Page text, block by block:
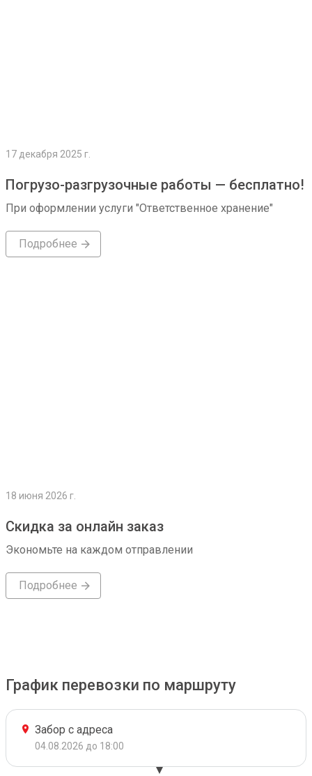
17 декабря 2025 г.
Погрузо-разгрузочные работы — бесплатно!
При оформлении услуги "Ответственное хранение"
Подробнее
18 июня 2026 г.
Скидка за онлайн заказ
Экономьте на каждом отправлении
Подробнее
График перевозки по маршруту
Забор с адреса
04.08.2026 до 18:00